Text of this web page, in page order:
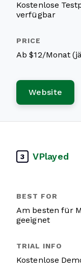
Kostenlose
verfügbar
Ab $12/Monat
Website
3 VPlayed
Am besten für
geeignet
Kostenlose